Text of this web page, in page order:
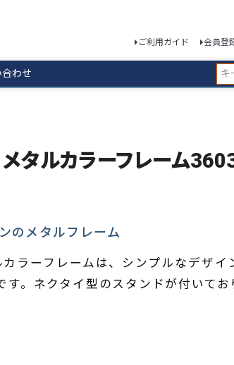
ご利用ガイド 会員登
合わせ
タルカラーフレーム
のメタルフレーム
カラーフレームは、シンプルなデザイ
す。ネクタイ型のスタンドが付いて